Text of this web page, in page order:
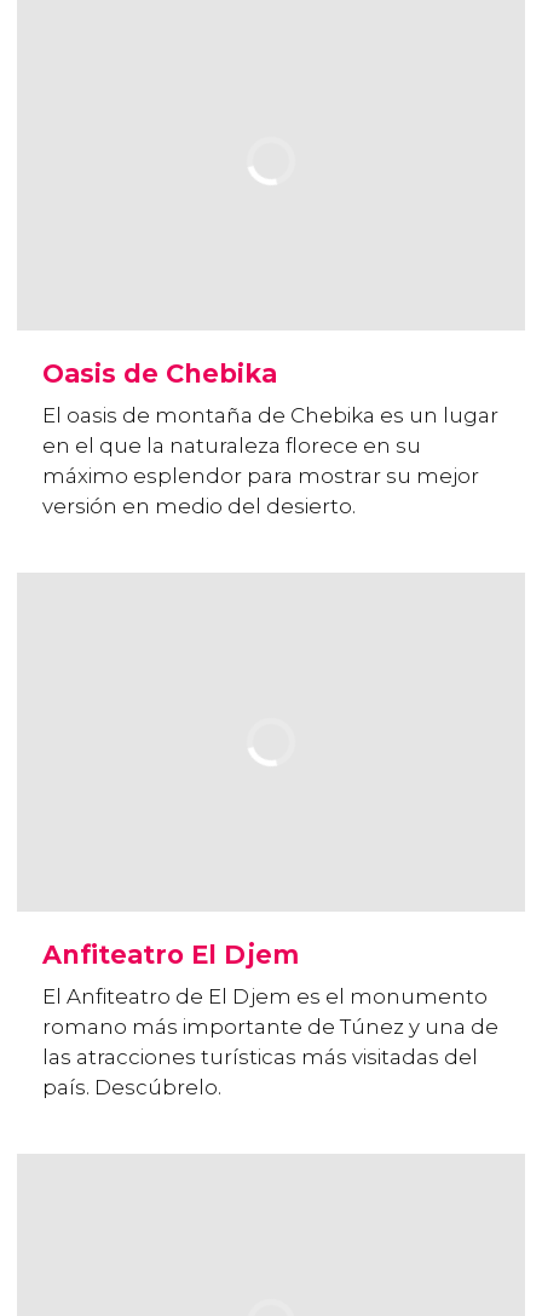
Oasis de Chebika
El oasis de montaña de Chebika es un lugar
en el que la naturaleza florece en su
máximo esplendor para mostrar su mejor
versión en medio del desierto.
Anfiteatro El Djem
El Anfiteatro de El Djem es el monumento
romano más importante de Túnez y una de
las atracciones turísticas más visitadas del
país. Descúbrelo.